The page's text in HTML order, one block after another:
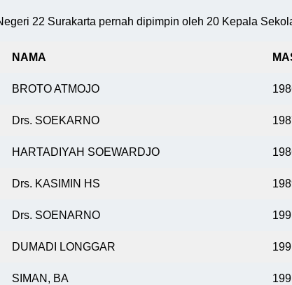
22 Surakarta pernah dipimpin oleh 20 Kepala
NAMA
BROTO ATMOJO
Drs. SOEKARNO
HARTADIYAH SOEWARDJO
Drs. KASIMIN HS
Drs. SOENARNO
DUMADI LONGGAR
SIMAN, BA